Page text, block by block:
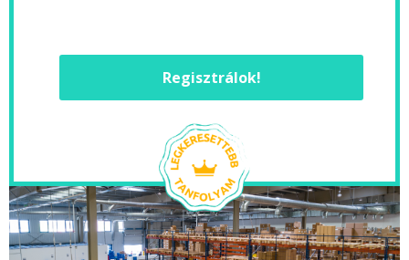
Regisztrálok!